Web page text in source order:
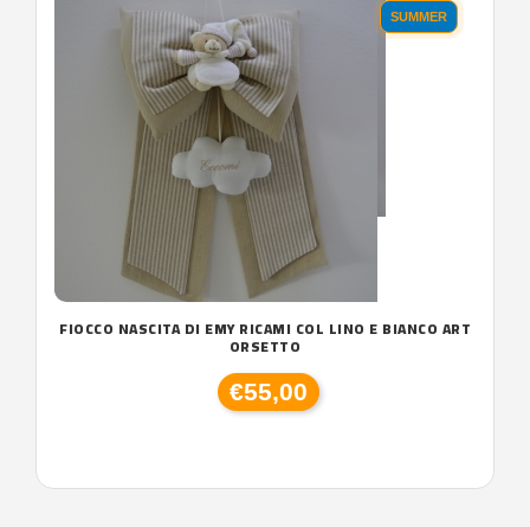
SUMMER
FIOCCO NASCITA DI EMY RICAMI COL LINO E BIANCO ART
ORSETTO
€55,00